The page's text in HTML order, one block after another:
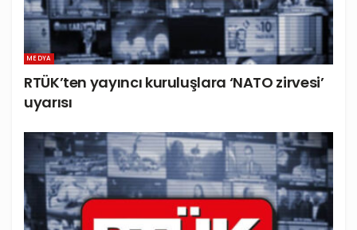
MEDYA
RTÜK’ten yayıncı kuruluşlara ‘NATO zirvesi’
uyarısı